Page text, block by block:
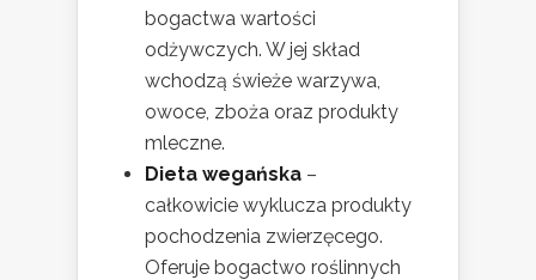
bogactwa wartości
odżywczych. W jej skład
wchodzą świeże warzywa,
owoce, zboża oraz produkty
mleczne.
Dieta wegańska –
całkowicie wyklucza produkty
pochodzenia zwierzęcego.
Oferuje bogactwo roślinnych